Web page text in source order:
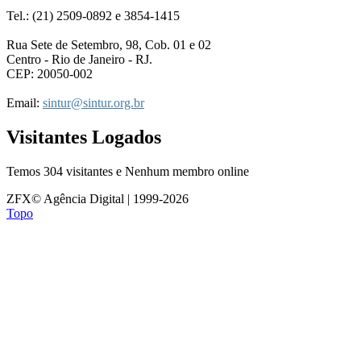
Tel.: (21) 2509-0892 e 3854-1415
Rua Sete de Setembro, 98, Cob. 01 e 02
Centro - Rio de Janeiro - RJ.
CEP: 20050-002
Email: sintur@sintur.org.br
Visitantes Logados
Temos 304 visitantes e Nenhum membro online
ZFX© Agência Digital | 1999-2026
Topo